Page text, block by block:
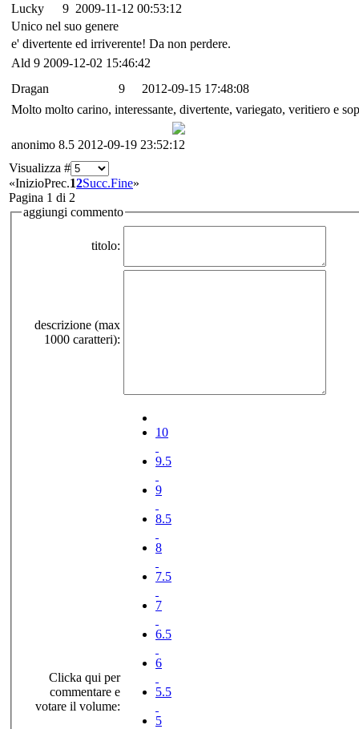
Lucky
9 2009-11-12 00:53:12
Unico nel suo genere
e' divertente ed irriverente! Da non perdere.
Ald 9 2009-12-02 15:46:42
Dragan
9
2012-09-15 17:48:08
Molto molto carino, interessante, divertente, variegato, veritiero e
anonimo 8.5 2012-09-19 23:52:12
Visualizza #
«InizioPrec.12Succ.Fine»
Pagina 1 di 2
aggiungi commento
titolo:
descrizione (max
1000 caratteri):
Clicka qui per
commentare e
votare il volume:
10
9.5
9
8.5
8
7.5
7
6.5
6
5.5
5